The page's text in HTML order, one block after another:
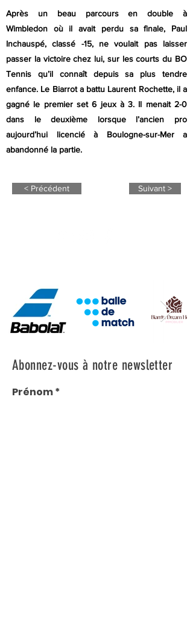
Après un beau parcours en double à
Wimbledon où il avait perdu sa finale, Paul
Inchauspé, classé -15, ne voulait pas laisser
passer la victoire chez lui, sur les courts du BO
Tennis qu’il connaît depuis sa plus tendre
enfance. Le Biarrot a battu Laurent Rochette, il a
gagné le premier set 6 jeux à 3. Il menait 2-0
dans le deuxième lorsque l’ancien pro
aujourd’hui licencié à Boulogne-sur-Mer a
abandonné la partie.
< Précédent Suivant >
Abonnez-vous à notre newsletter
Prénom